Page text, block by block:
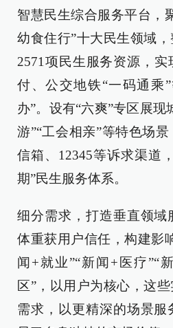
智慧民生综合服务平台，
幼食住行”十大民生领域
2571项民生服务资源，
付、公交地铁“一码通乘
办”。设有“六爽”专区展现
游”“工会相亲”等特色场
信箱、12345等诉求渠道
期”民生服务体系。
细分需求，打造垂直领域
体重获用户信任，构建影
闻+就业”“新闻+医疗”“
区”，以用户为核心，这
需求，以更精深的场景服